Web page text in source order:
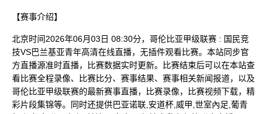
【赛事介绍】
北京时间2026年06月03日 08:30分，哥伦比亚甲级联赛 : 国民竞
技VS巴兰基亚青年高清在线直播，无插件观看比赛。本站同步官
方直播源准时直播，比赛数据实时更新。比赛结束后可以在本站查
看比赛全程录像、比赛比分、赛事结果、赛事相关新闻报道，以及
哥伦比亚甲级联赛的最新赛事直播，比赛录像，比赛视频下载，精
彩片段集锦等。同时还提供巴亚诺联,安道杯,威甲,世室內足,葡青